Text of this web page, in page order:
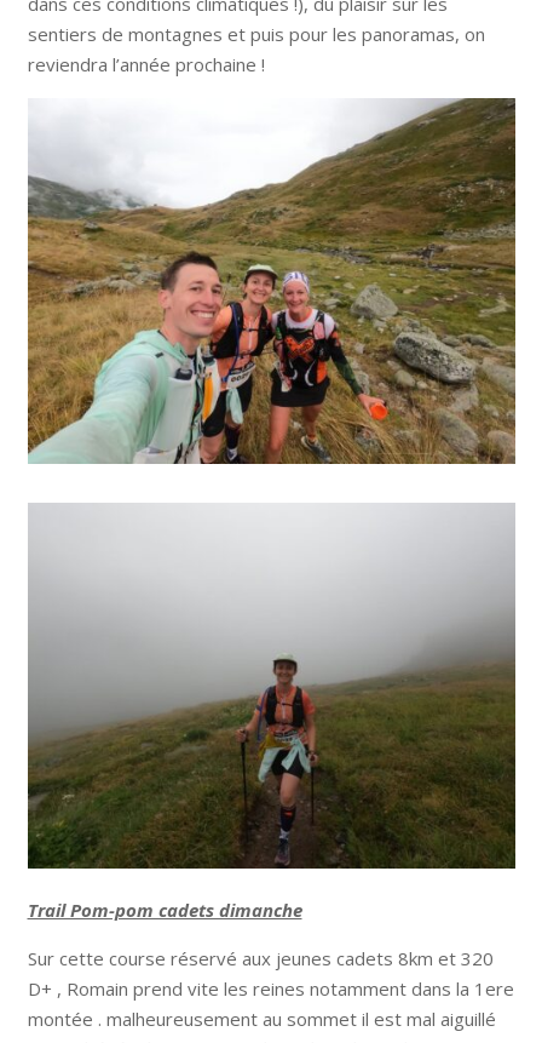
sentiers de montagnes et puis pour les panoramas, on
reviendra l’année prochaine !
Trail Pom-pom cadets dimanche
Sur cette course réservé aux jeunes cadets 8km et 320
D+ , Romain prend vite les reines notamment dans la 1ere
montée . malheureusement au sommet il est mal aiguillé